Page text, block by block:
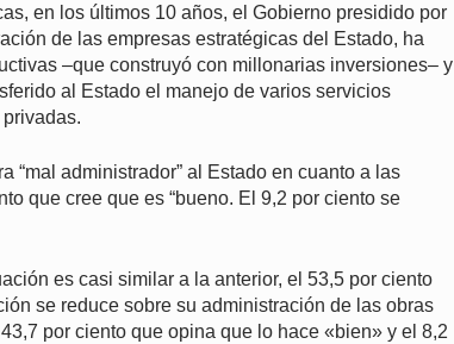
en los últimos 10 años, el Gobierno presidido por
de las empresas estratégicas del Estado, ha
–que construyó con millonarias inversiones– y
al Estado el manejo de varios servicios
“mal administrador” al Estado en cuanto a las
que cree que es “bueno. El 9,2 por ciento se
es casi similar a la anterior, el 53,5 por ciento
se reduce sobre su administración de las obras
por ciento que opina que lo hace «bien» y el 8,2